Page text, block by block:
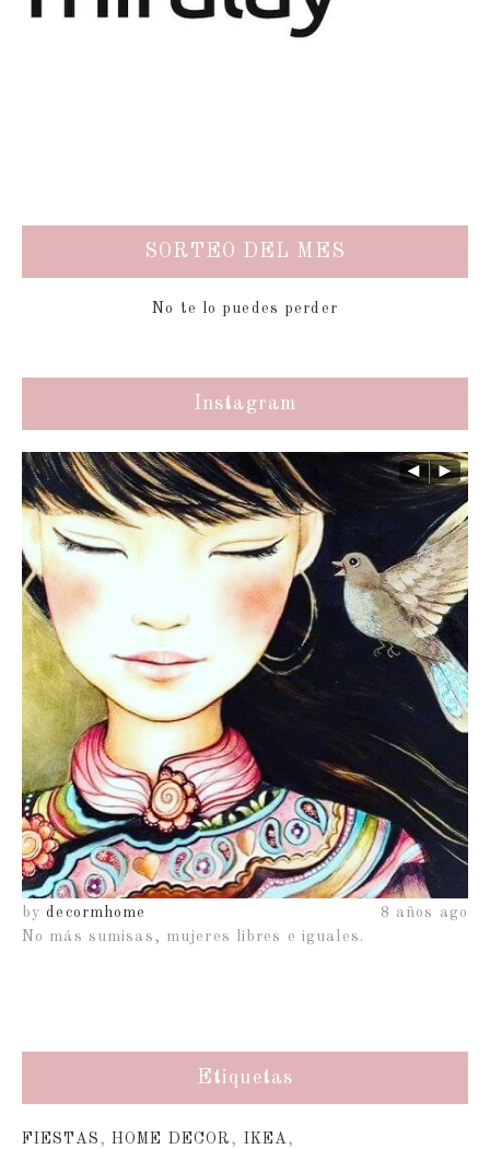
SORTEO DEL MES
No te lo puedes perder
Instagram
8 años ago
bydecormhome
Etiquetas
FIESTAS ,HOME DECOR , IKEA,